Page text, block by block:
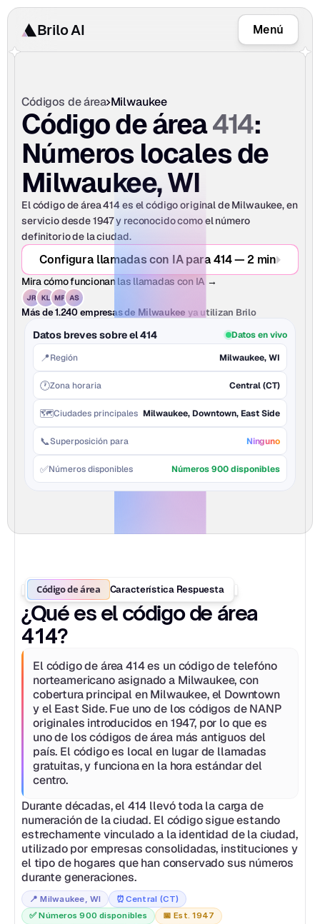
Brilo AI Menú
Códigos de área Milwaukee
Código de área 414:
Números locales de
Milwaukee, WI
El código de área 414 es el código original de Milwaukee, en
servicio desde 1947 y reconocido como el número
definitorio de la ciudad.
Configura llamadas con IA para 414 — 2 min
Mira cómo funcionan las llamadas con IA →
Más de 1.240 empresas de Milwaukee ya utilizan Brilo
Datos breves sobre el 414 Datos en vivo
📍Región Milwaukee, WI
🕐Zona horaria Central (CT)
🗺️Ciudades principales Milwaukee, Downtown, East Side
📞Superposición para Ninguno
✅Números disponibles Números 900 disponibles
Código de área Característica Respuesta
¿Qué es el código de área
414?
El código de área 414 es un código de telefóno
norteamericano asignado a Milwaukee, con
cobertura principal en Milwaukee, el Downtown
y el East Side. Fue uno de los códigos de NANP
originales introducidos en 1947, por lo que es
uno de los códigos de área más antiguos del
país. El código es local en lugar de llamadas
gratuitas, y funciona en la hora estándar del
centro.
Durante décadas, el 414 llevó toda la carga de
numeración de la ciudad. El código sigue estando
estrechamente vinculado a la identidad de la ciudad,
utilizado por empresas consolidadas, instituciones y
el tipo de hogares que han conservado sus números
durante generaciones.
📍 Milwaukee, WI ⏰ Central (CT)
✅ Números 900 disponibles 📅 Est. 1947